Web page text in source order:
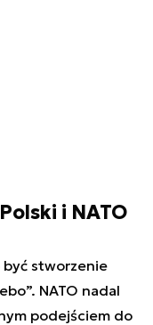
i NATO
stworzenie
NATO nadal
podejściem do